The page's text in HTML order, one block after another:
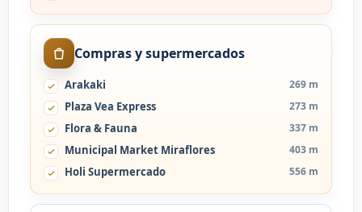
Compras y supermercados
Arakaki 269 m
Plaza Vea Express 273 m
Flora & Fauna 337 m
Municipal Market Miraflores 403 m
Holi Supermercado 556 m